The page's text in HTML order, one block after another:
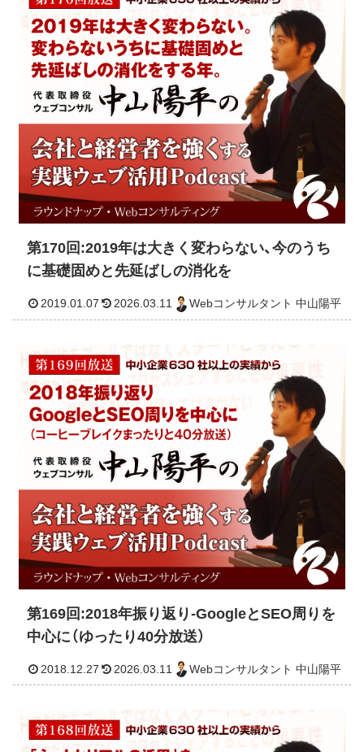
2019.02.26 2026.03.11 Webコンサルタント 中山
第170回:2019年は大きく変わらない、今のうち
に基礎固めと先延ばしの消化を
第169回:2018年振り返り-GoogleとSEO周りを
中心に（ゆったり40分放送）